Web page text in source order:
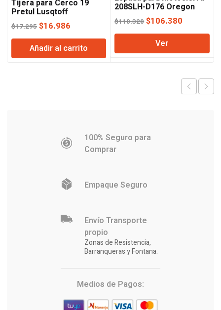
Tijera para Cerco 19
Pretul Lusqtoff
$17.295 El
precio
original
era:
$16.986
precio
actual
es:
Añadir al carrito
208SLH-D176 Oregon
$110.320El
precio
original
era:
$106.380
precio
es:
Ver
100% Seguro para
Comprar
Empaque Seguro
Envío Transporte
propio
Zonas de Resistencia,
Barranqueras y Fontana.
Medios de Pagos: